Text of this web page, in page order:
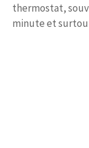
thermostat,
minute et